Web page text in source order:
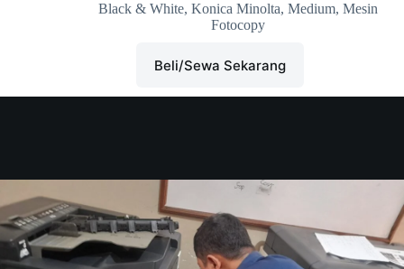
Black & White, Konica Minolta, Medium, Mesin
Fotocopy
Beli/Sewa Sekarang